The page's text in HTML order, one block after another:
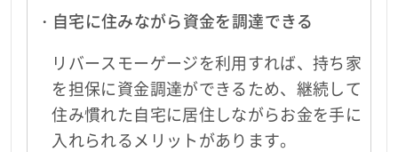
・自宅に住みながら資金を調達できる
リバースモーゲージを利用すれば、持ち家
を担保に資金調達ができるため、継続して
住み慣れた自宅に居住しながらお金を手に
入れられるメリットがあります。